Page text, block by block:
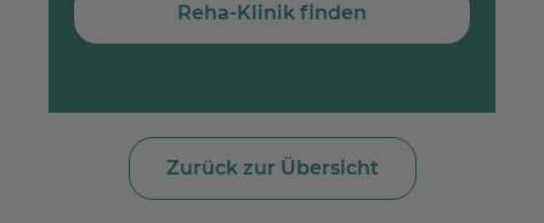
Reha-Klinik finden
Zurück zur Übersicht